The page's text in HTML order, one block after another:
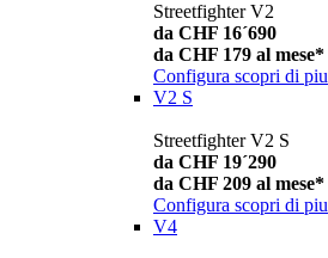
Streetfighter V2
da CHF 16´690
da CHF 179 al mese*
Configura scopri di piu
V2 S
Streetfighter V2 S
da CHF 19´290
da CHF 209 al mese*
Configura scopri di piu
V4